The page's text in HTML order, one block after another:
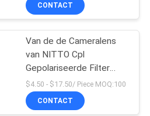
CONTACT
Van de de Cameralens
van NITTO Cpl
Gepolariseerde Filter
100mm*100mm
$4.50 - $17.50/ Piece MOQ:100
CONTACT